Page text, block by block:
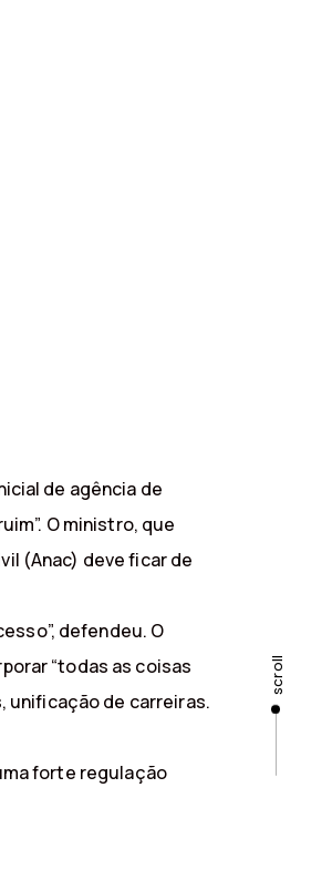
scroll
de agência de
O ministro, que
(Anac) deve ficar de
defendeu. O
“todas as coisas
unificação de carreiras.
forte regulação